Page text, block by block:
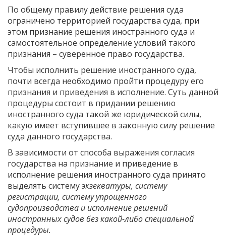
По общему правилу действие решения суда
ограничено территорией государства суда, при
этом признание решения иностранного суда и
самостоятельное определение условий такого
признания – суверенное право государства.
Чтобы исполнить решение иностранного суда,
почти всегда необходимо пройти процедуру его
признания и приведения в исполнение. Суть данной
процедуры состоит в придании решению
иностранного суда такой же юридической силы,
какую имеет вступившее в законную силу решение
суда данного государства.
В зависимости от способа выражения согласия
государства на признание и приведение в
исполнение решения иностранного суда принято
выделять системуэкзекватуры, систему
регистрации, систему упрощенного
судопроизводства и исполнение решений
иностранных судов без какой-либо специальной
процедуры.